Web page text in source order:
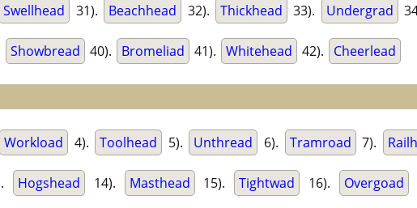
Swellhead 31). Beachhead 32). Thickhead 33). Undergrad
Showbread 40). Bromeliad 41). Whitehead 42). Cheerlead
Workload 4). Toolhead 5). Unthread 6). Tramroad 7).
Hogshead 14). Masthead 15). Tightwad 16). Overgoad